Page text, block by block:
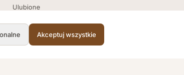
Ulubione
Lista zakupów
Punkty lojalnościowe
Akceptuj wszystkie